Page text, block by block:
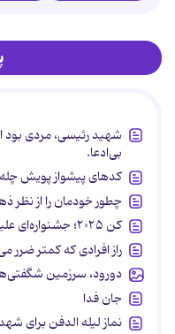
شهید رئیسی، مردی بود
بی‌ادعا.
کدهای پیشواز پویش
چطور خودمان را از نظر ذهنی ۳۸ برابر
کن ۲۰۲۵؛ جشنواره‌ای علیه خانواده
راز افرادی که کمتر ضرر
دورود، سرزمین
جان فدا
نماز لیله الدفن برای